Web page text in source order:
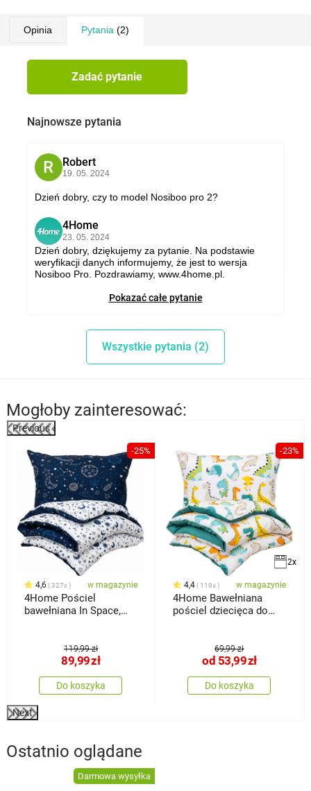
Opinia Pytania (2)
Zadać pytanie
Najnowsze pytania
R Robert
19. 05. 2024
Dzień dobry, czy to model Nosiboo pro 2?
4 4Home
23. 05. 2024
Dzień dobry, dziękujemy za pytanie. Na podstawie
weryfikacji danych informujemy, że jest to wersja
Nosiboo Pro. Pozdrawiamy, www.4home.pl.
Dzień dobry, dziękujemy za pytanie. Oferta dotyczy
modelu Nosiboo Pro. Serdecznie pozdrawiamy,
Pokazać całe pytanie
Wszystkie pytania (2)
Mogłoby zainteresować:
Previous
-25%
4,6 327x w magazynie
4Home Pościel
bawełniana In Space,
119,99 zł
89,99zł
Do koszyka
-23%
2x
4,4 119x w magazynie
4Home Bawełniana
pościel dziecięca do
69,99 zł
od 53,99zł
Do koszyka
Next
Ostatnio oglądane
Darmowa wysyłka